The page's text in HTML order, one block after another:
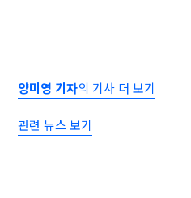
양미영 기자의 기사 더 보기
관련 뉴스 보기